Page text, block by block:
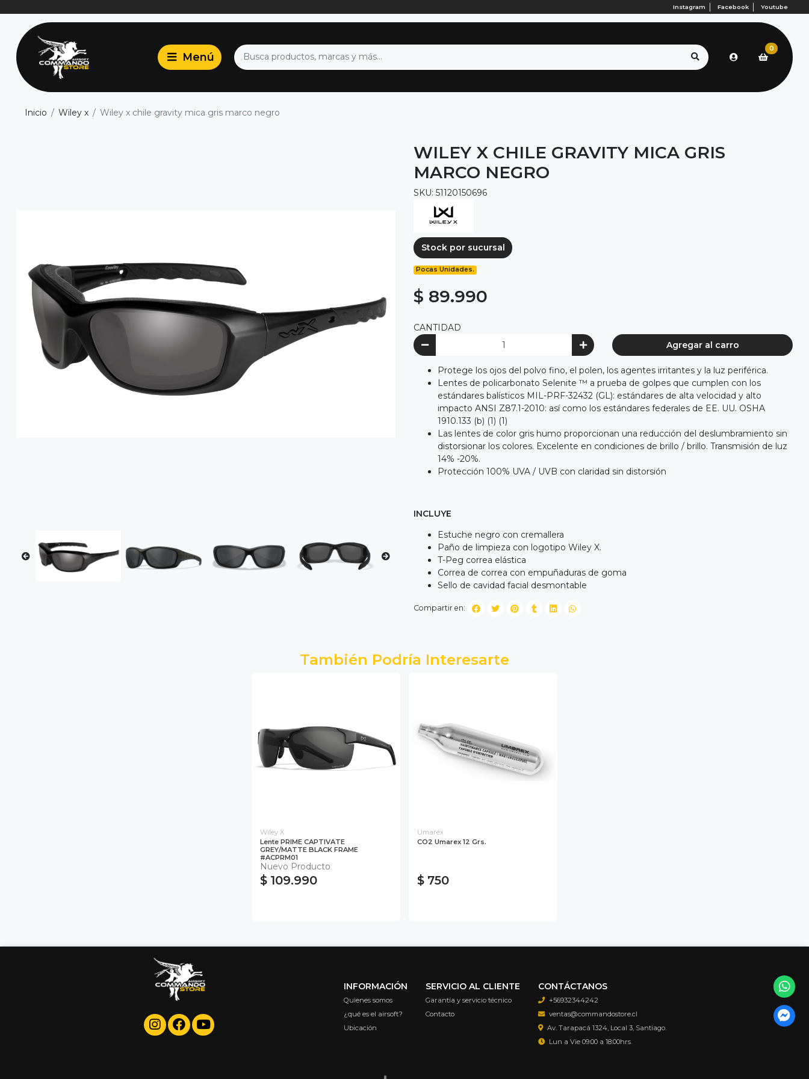
Instagram Facebook Youtube
0
Inicio Wiley x Wiley x chile gravity mica gris marco negro
WILEY X CHILE GRAVITY MICA GRIS
MARCO NEGRO
SKU: 51120150696
Stock por sucursal
Pocas Unidades.
$ 89.990
CANTIDAD
Agregar al carro
Protege los ojos del polvo fino, el polen, los agentes irritantes y la luz periférica.
Lentes de policarbonato Selenite ™ a prueba de golpes que cumplen con los
estándares balísticos MIL-PRF-32432 (GL): estándares de alta velocidad y alto
impacto ANSI Z87.1-2010: así como los estándares federales de EE. UU. OSHA
1910.133 (b) (1) (1)
Las lentes de color gris humo proporcionan una reducción del deslumbramiento sin
distorsionar los colores. Excelente en condiciones de brillo / brillo. Transmisión de luz
14% -20%.
Protección 100% UVA / UVB con claridad sin distorsión
INCLUYE
Estuche negro con cremallera
Paño de limpieza con logotipo Wiley X.
T-Peg correa elástica
Correa de correa con empuñaduras de goma
Sello de cavidad facial desmontable
Compartir en:
También Podría Interesarte
Wiley X
Lente PRIME CAPTIVATE
GREY/MATTE BLACK FRAME
#ACPRM01
Nuevo Producto
$ 109.990
Umarex
CO2 Umarex 12 Grs.
$ 750
INFORMACIÓN
Quienes somos
¿qué es el airsoft?
Ubicación
SERVICIO AL CLIENTE
Garantía y servicio técnico
Contacto
CONTÁCTANOS
+56932344242
ventas@commandostore.cl
Av. Tarapacá 1324, Local 3, Santiago.
Lun a Vie 09:00 a 18:00hrs.